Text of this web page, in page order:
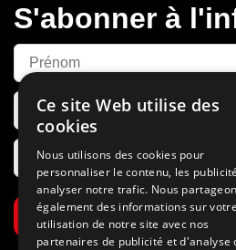
S'abonner à
S’abonner
Ce site Web utilise des
cookies
Nous utilisons des cookies pour
personnaliser le contenu, les
analyser notre trafic. Nous
également des informations sur votre
utilisation de notre site avec nos
partenaires de publicité et d'analyse